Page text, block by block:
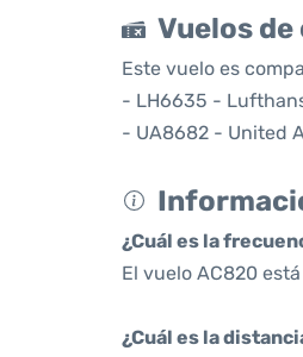
Vuelos
Este vuelo es
- LH6635 -
- UA8682 - United
¿Cuál es la
El vuelo AC820
¿Cuál es la